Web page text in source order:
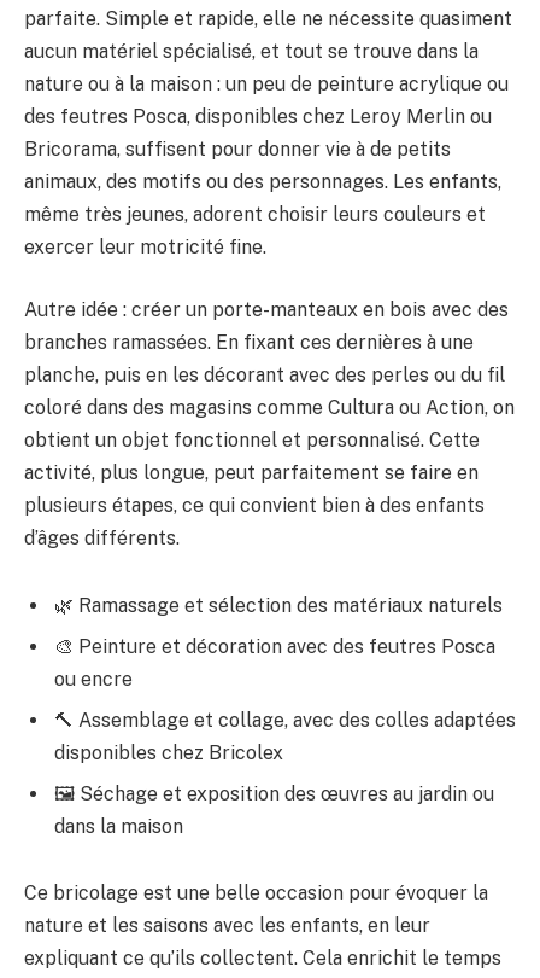
parfaite. Simple et rapide, elle ne nécessite quasiment
aucun matériel spécialisé, et tout se trouve dans la
nature ou à la maison : un peu de peinture acrylique ou
des feutres Posca, disponibles chez Leroy Merlin ou
Bricorama, suffisent pour donner vie à de petits
animaux, des motifs ou des personnages. Les enfants,
même très jeunes, adorent choisir leurs couleurs et
exercer leur motricité fine.
Autre idée : créer un porte-manteaux en bois avec des
branches ramassées. En fixant ces dernières à une
planche, puis en les décorant avec des perles ou du fil
coloré dans des magasins comme Cultura ou Action, on
obtient un objet fonctionnel et personnalisé. Cette
activité, plus longue, peut parfaitement se faire en
plusieurs étapes, ce qui convient bien à des enfants
d’âges différents.
🌿 Ramassage et sélection des matériaux naturels
🎨 Peinture et décoration avec des feutres Posca
ou encre
🔨 Assemblage et collage, avec des colles adaptées
disponibles chez Bricolex
🖼️ Séchage et exposition des œuvres au jardin ou
dans la maison
Ce bricolage est une belle occasion pour évoquer la
nature et les saisons avec les enfants, en leur
expliquant ce qu’ils collectent. Cela enrichit le temps